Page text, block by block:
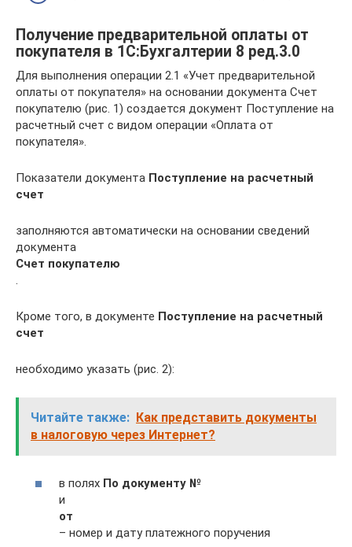
Получение предварительной оплаты от
покупателя в 1С:Бухгалтерии 8 ред.3.0
Для выполнения операции 2.1 «Учет предварительной
оплаты от покупателя» на основании документа Счет
покупателю (рис. 1) создается документ Поступление на
расчетный счет с видом операции «Оплата от
покупателя».
Показатели документа Поступление на расчетный
счет
заполняются автоматически на основании сведений
документа
Счет покупателю
Кроме того, в документе Поступление на расчетный
счет
необходимо указать (рис. 2):
Читайте также: Как представить документы
в налоговую через Интернет?
в полях По документу №
и
от
– номер и дату платежного поручения